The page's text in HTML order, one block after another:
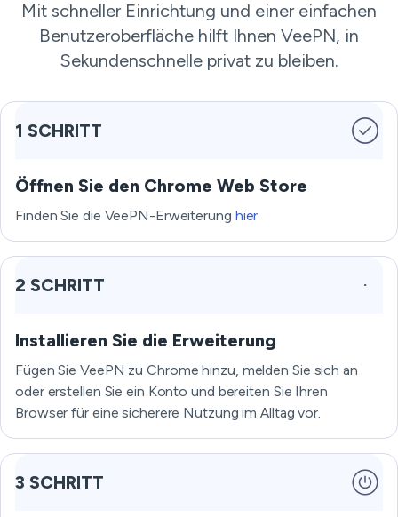
Mit schneller Einrichtung und einer einfachen
Benutzeroberfläche hilft Ihnen VeePN, in
Sekundenschnelle privat zu bleiben.
1 SCHRITT
Öffnen Sie den Chrome Web Store
Finden Sie die VeePN-Erweiterung hier
2 SCHRITT
Installieren Sie die Erweiterung
Fügen Sie VeePN zu Chrome hinzu, melden Sie sich an
oder erstellen Sie ein Konto und bereiten Sie Ihren
Browser für eine sicherere Nutzung im Alltag vor.
3 SCHRITT